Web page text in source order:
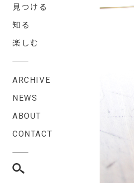
見つける
知る
楽しむ
ARCHIVE
NEWS
ABOUT
CONTACT